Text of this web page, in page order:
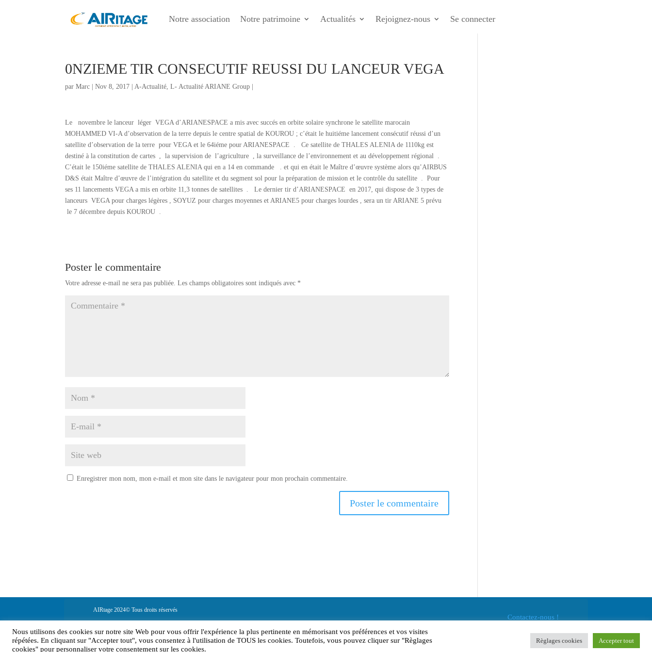
Notre association Notre patrimoine Actualités Rejoignez-nous Se connecter
0NZIEME TIR CONSECUTIF REUSSI DU LANCEUR VEGA
parMarc |Nov 8, 2017 |A-Actualité,L- Actualité ARIANE Group
Le novembre le lanceur léger VEGA d’ARIANESPACE a mis avec succés en orbite solaire synchrone le satellite marocain
MOHAMMED VI-A d’observation de la terre depuis le centre spatial de KOUROU ; c’était le huitiéme lancement consécutif réussi d’un
satellite d’observation de la terre pour VEGA et le 64iéme pour ARIANESPACE . Ce satellite de THALES ALENIA de 1110kg est
destiné à la constitution de cartes , la supervision de l’agriculture , la surveillance de l’environnement et au développement régional .
C’était le 150iéme satellite de THALES ALENIA qui en a 14 en commande . et qui en était le Maître d’œuvre système alors qu’AIRBUS
D&S était Maître d’œuvre de l’intégration du satellite et du segment sol pour la préparation de mission et le contrôle du satellite . Pour
ses 11 lancements VEGA a mis en orbite 11,3 tonnes de satellites . Le dernier tir d’ARIANESPACE en 2017, qui dispose de 3 types de
lanceurs VEGA pour charges légères , SOYUZ pour charges moyennes et ARIANE5 pour charges lourdes , sera un tir ARIANE 5 prévu
le 7 décembre depuis KOUROU .
Poster le commentaire
Votre adresse e-mail ne sera pas publiée. Les champs obligatoires sont indiqués avec *
Enregistrer mon nom, mon e-mail et mon site dans le navigateur pour mon prochain commentaire.
AIRtage 2024© Tous droits réservés
Contactez-nous !
Nous utilisons des cookies sur notre site Web pour vous offrir l'expérience la plus pertinente en mémorisant vos préférences et vos visites
répétées. En cliquant sur "Accepter tout", vous consentez à l'utilisation de TOUS les cookies. Toutefois, vous pouvez cliquer sur "Règlages
cookies" pour personnaliser votre consentement sur les cookies.
Règlages cookies Accepter tout